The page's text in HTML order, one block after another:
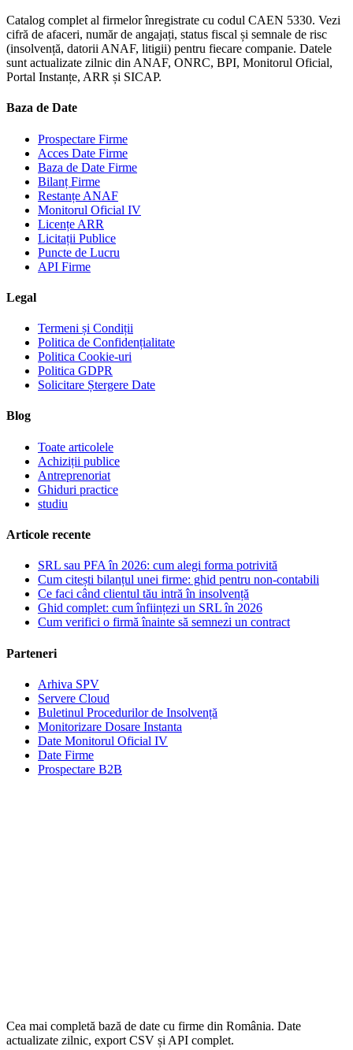
Catalog complet al firmelor înregistrate cu codul CAEN 5330. Vezi
cifră de afaceri, număr de angajați, status fiscal și semnale de risc
(insolvență, datorii ANAF, litigii) pentru fiecare companie. Datele
sunt actualizate zilnic din ANAF, ONRC, BPI, Monitorul Oficial,
Portal Instanțe, ARR și SICAP.
Baza de Date
Prospectare Firme
Acces Date Firme
Baza de Date Firme
Bilanț Firme
Restanțe ANAF
Monitorul Oficial IV
Licențe ARR
Licitații Publice
Puncte de Lucru
API Firme
Legal
Termeni și Condiții
Politica de Confidențialitate
Politica Cookie-uri
Politica GDPR
Solicitare Ștergere Date
Blog
Toate articolele
Achiziții publice
Antreprenoriat
Ghiduri practice
studiu
Articole recente
SRL sau PFA în 2026: cum alegi forma potrivită
Cum citești bilanțul unei firme: ghid pentru non-contabili
Ce faci când clientul tău intră în insolvență
Ghid complet: cum înființezi un SRL în 2026
Cum verifici o firmă înainte să semnezi un contract
Parteneri
Arhiva SPV
Servere Cloud
Buletinul Procedurilor de Insolvență
Monitorizare Dosare Instanta
Date Monitorul Oficial IV
Date Firme
Prospectare B2B
Cea mai completă bază de date cu firme din România. Date
actualizate zilnic, export CSV și API complet.